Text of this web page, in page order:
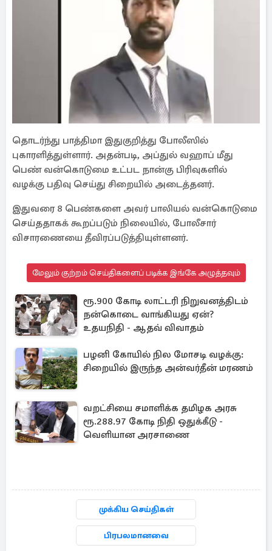
தொடர்ந்து பாத்திமா இதுகுறித்து போலீஸில்
புகாரளித்துள்ளார். அதன்படி, அப்துல் வஹாப் மீது
பெண் வன்கொடுமை உட்பட நான்கு பிரிவுகளில்
வழக்கு பதிவு செய்து சிறையில் அடைத்தனர்.
இதுவரை 8 பெண்களை அவர் பாலியல் வன்கொடுமை
செய்ததாகக் கூறப்படும் நிலையில், போலீசார்
விசாரணையை தீவிரப்படுத்தியுள்ளனர்.
மேலும் குற்றம் செய்திகளைப் படிக்க இங்கே அழுத்தவும்
ரூ.900 கோடி லாட்டரி நிறுவனத்திடம்
நன்கொடை வாங்கியது ஏன்?
உதயநிதி - ஆதவ் விவாதம்
பழனி கோயில் நில மோசடி வழக்கு:
சிறையில் இருந்த அன்வர்தீன் மரணம்
வறட்சியை சமாளிக்க தமிழக அரசு
ரூ.288.97 கோடி நிதி ஒதுக்கீடு -
வெளியான அரசாணை
முக்கிய செய்திகள்
பிரபலமானவை